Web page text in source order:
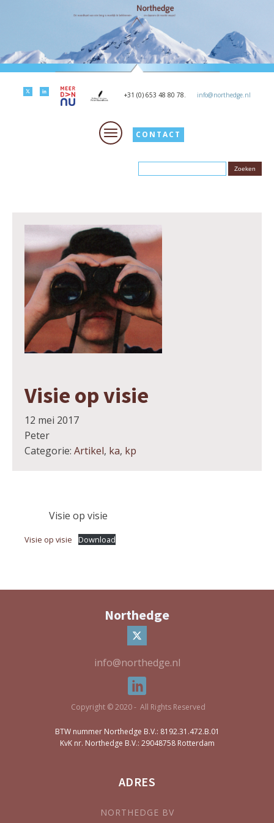
+31 (0) 653 48 80 78. info@northedge.nl
CONTACT
Visie op visie
12 mei 2017
Peter
Categorie: Artikel, ka, kp
Visie op visie
Visie op visie Download
Northedge
info@northedge.nl
Copyright © 2020 - All Rights Reserved
BTW nummer Northedge B.V.: 8192.31.472.B.01
KvK nr. Northedge B.V.: 29048758 Rotterdam
ADRES
NORTHEDGE BV